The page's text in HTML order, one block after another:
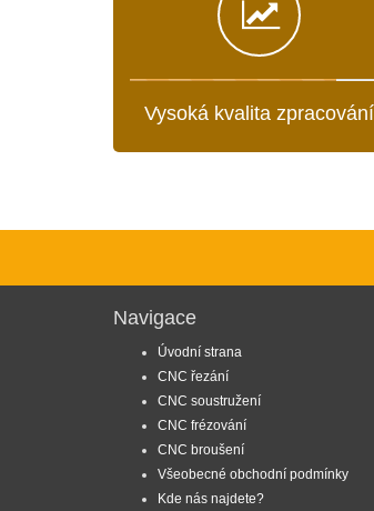
Vysoká kvalita zpracování
Navigace
Úvodní strana
CNC řezání
CNC soustružení
CNC frézování
CNC broušení
Všeobecné obchodní podmínky
Kde nás najdete?